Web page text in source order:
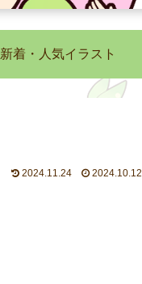
新着・人気イラスト
2024.11.24 2024.10.12